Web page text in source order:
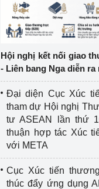
Hội nghị kết nối giao
- Liên bang Nga diễn ra
Đại diện Cục Xúc
tham dự Hội nghị
tư ASEAN lần thứ
thuận hợp tác Xúc
với META
Cục Xúc tiến
thúc đẩy ứng dụng